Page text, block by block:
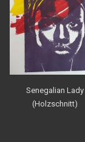
Senegalian Lady
(Holzschnitt)